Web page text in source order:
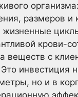
размеров и
жизненные
крови-
веществ с
инвестиция
но и в